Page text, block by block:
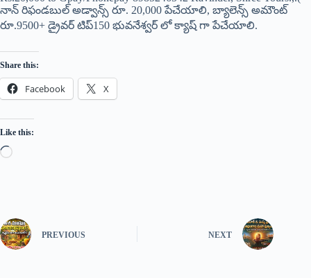
నాన్ రిఫండబుల్ అడ్వాన్స్ రూ. 20,000 పేచేయాలి, బ్యాలెన్స్ అమౌంట్
రూ.9500+ డ్రైవర్ టిప్150 భువనేశ్వర్ లో క్యాష్ గా పేచేయాలి.
Share this:
Facebook X
Like this:
PREVIOUS NEXT